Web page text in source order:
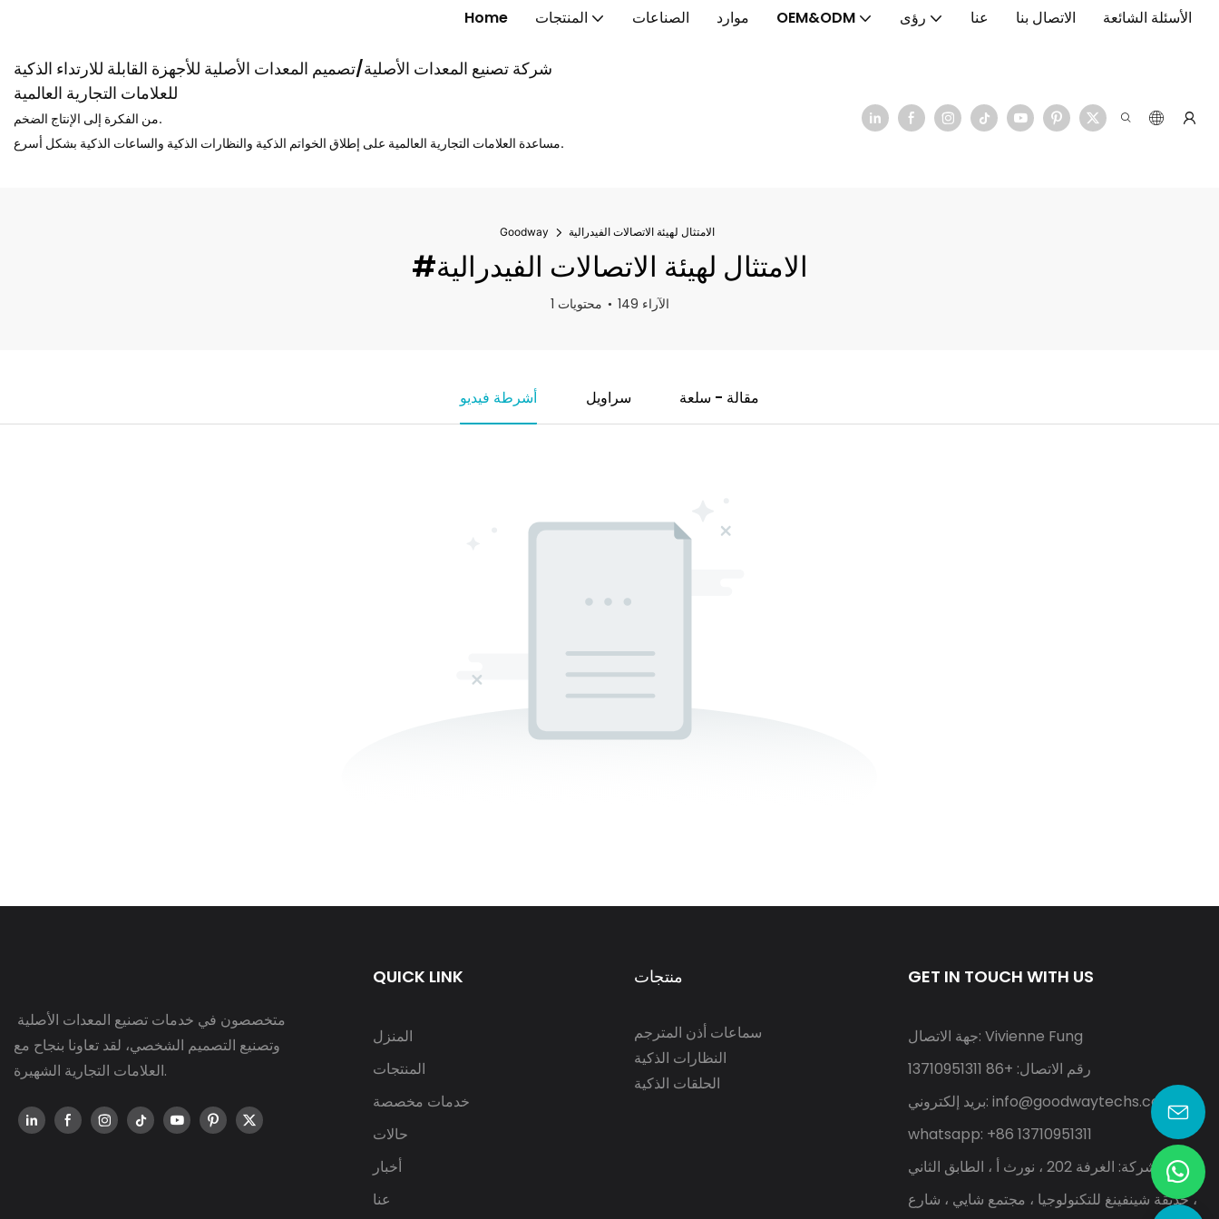
Home المنتجات الصناعات موارد OEM&ODM رؤى عنا الاتصال بنا الأسئلة الشائعة
شركة تصنيع المعدات الأصلية/تصميم المعدات الأصلية للأجهزة القابلة للارتداء الذكية
للعلامات التجارية العالمية
من الفكرة إلى الإنتاج الضخم.
مساعدة العلامات التجارية العالمية على إطلاق الخواتم الذكية والنظارات الذكية والساعات الذكية بشكل أسرع.
Goodway الامتثال لهيئة الاتصالات الفيدرالية
#الامتثال لهيئة الاتصالات الفيدرالية
1 محتويات 149 الآراء
أشرطة فيديو سراويل مقالة - سلعة
وتصنيع التصميم الشخصي، لقد تعاونا بنجاح مع
العلامات التجارية الشهيرة.
QUICK LINK
المنزل
المنتجات
خدمات مخصصة
حالات
أخبار
عنا
منتجات
سماعات أذن المترجم
النظارات الذكية
الحلقات الذكية
GET IN TOUCH WITH US
جهة الاتصال: Vivienne Fung
رقم الاتصال: +86 13710951311
بريد إلكتروني: info@goodwaytechs.com
whatsapp: +86 13710951311
عنوان الشركة: الغرفة 202 ، نورث أ ، الطابق الثاني
، حديقة شينفينغ للتكنولوجيا ، مجتمع شايي ، شارع